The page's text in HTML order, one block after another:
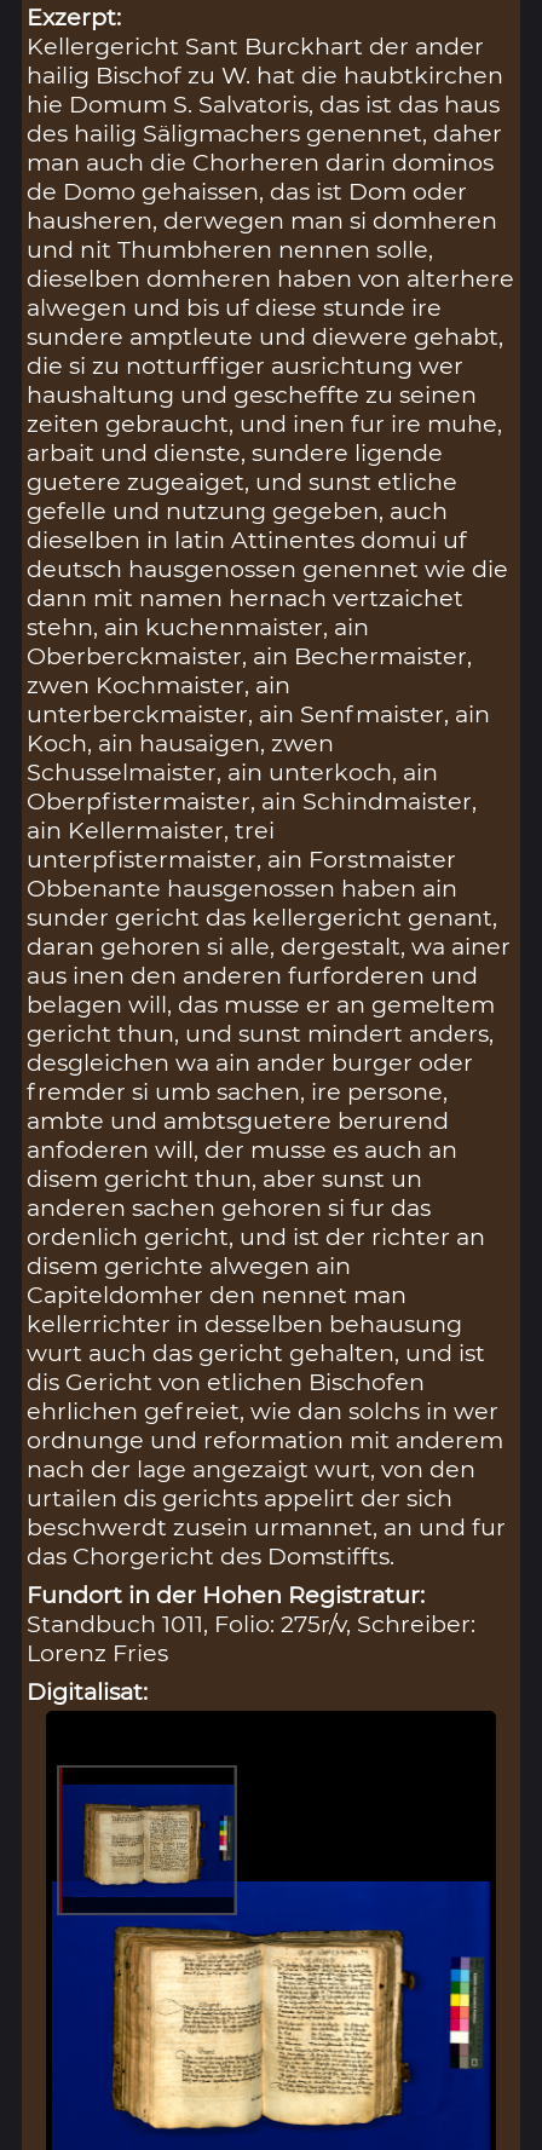
Exzerpt:
Kellergericht Sant Burckhart der ander
hailig Bischof zu W. hat die haubtkirchen
hie Domum S. Salvatoris, das ist das haus
des hailig Säligmachers genennet, daher
man auch die Chorheren darin dominos
de Domo gehaissen, das ist Dom oder
hausheren, derwegen man si domheren
und nit Thumbheren nennen solle,
dieselben domheren haben von alterhere
alwegen und bis uf diese stunde ire
sundere amptleute und diewere gehabt,
die si zu notturffiger ausrichtung wer
haushaltung und gescheffte zu seinen
zeiten gebraucht, und inen fur ire muhe,
arbait und dienste, sundere ligende
guetere zugeaiget, und sunst etliche
gefelle und nutzung gegeben, auch
dieselben in latin Attinentes domui uf
deutsch hausgenossen genennet wie die
dann mit namen hernach vertzaichet
stehn, ain kuchenmaister, ain
Oberberckmaister, ain Bechermaister,
zwen Kochmaister, ain
unterberckmaister, ain Senfmaister, ain
Koch, ain hausaigen, zwen
Schusselmaister, ain unterkoch, ain
Oberpfistermaister, ain Schindmaister,
ain Kellermaister, trei
unterpfistermaister, ain Forstmaister
Obbenante hausgenossen haben ain
sunder gericht das kellergericht genant,
daran gehoren si alle, dergestalt, wa ainer
aus inen den anderen furforderen und
belagen will, das musse er an gemeltem
gericht thun, und sunst mindert anders,
desgleichen wa ain ander burger oder
fremder si umb sachen, ire persone,
ambte und ambtsguetere berurend
anfoderen will, der musse es auch an
disem gericht thun, aber sunst un
anderen sachen gehoren si fur das
ordenlich gericht, und ist der richter an
disem gerichte alwegen ain
Capiteldomher den nennet man
kellerrichter in desselben behausung
wurt auch das gericht gehalten, und ist
dis Gericht von etlichen Bischofen
ehrlichen gefreiet, wie dan solchs in wer
ordnunge und reformation mit anderem
nach der lage angezaigt wurt, von den
urtailen dis gerichts appelirt der sich
beschwerdt zusein urmannet, an und fur
das Chorgericht des Domstiffts.
Fundort in der Hohen Registratur:
Standbuch 1011, Folio: 275r/v, Schreiber:
Lorenz Fries
Digitalisat: